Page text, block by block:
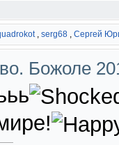
, serg68 , Сергей
Божоле